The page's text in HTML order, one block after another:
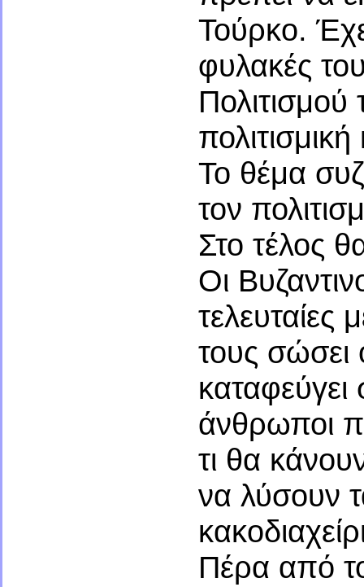
Τούρκο.
φυλακές
Το θέμα
τον
Στο τέλος
Οι
τελευταίες
τους σώσει
άνθρωποι
τι θα
να λύσουν
Πέρα από